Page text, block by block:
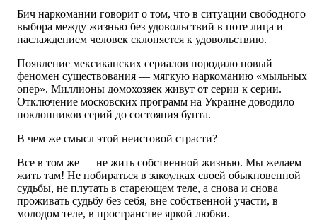
Бич наркомании говорит о том, что в ситуации свободного
выбора между жизнью без удовольствий в поте лица и
наслаждением человек склоняется к удовольствию.
Появление мексиканских сериалов породило новый
феномен существования — мягкую наркоманию «мыльных
опер». Миллионы домохозяек живут от серии к серии.
Отключение московских программ на Украине доводило
поклонников серий до состояния бунта.
В чем же смысл этой неистовой страсти?
Все в том же — не жить собственной жизнью. Мы желаем
жить там! Не побираться в закоулках своей обыкновенной
судьбы, не плутать в стареющем теле, а снова и снова
проживать судьбу без себя, вне собственной участи, в
молодом теле, в пространстве яркой любви.